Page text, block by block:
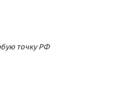
точку РФ